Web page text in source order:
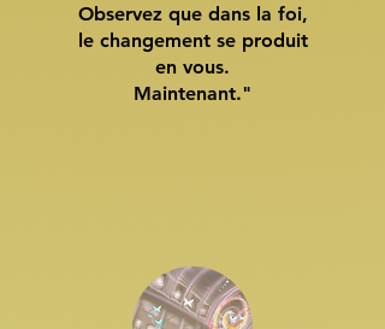
Observez que dans la foi,
le changement se produit
en vous.
Maintenant."